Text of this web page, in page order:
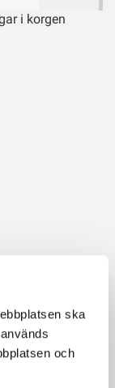
ska
och
i korgen